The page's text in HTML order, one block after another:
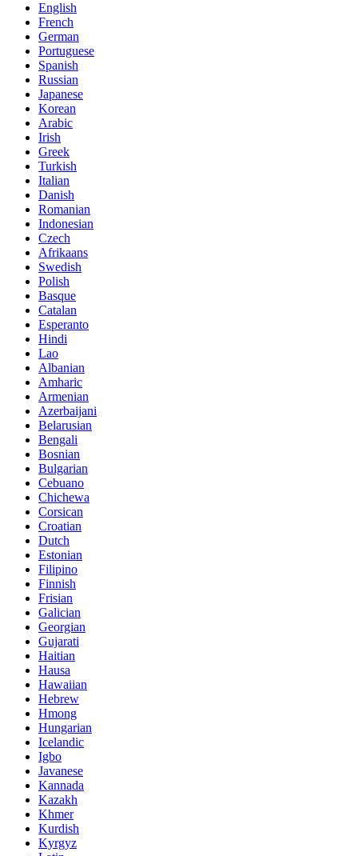
English
French
German
Portuguese
Spanish
Russian
Japanese
Korean
Arabic
Irish
Greek
Turkish
Italian
Danish
Romanian
Indonesian
Czech
Afrikaans
Swedish
Polish
Basque
Catalan
Esperanto
Hindi
Lao
Albanian
Amharic
Armenian
Azerbaijani
Belarusian
Bengali
Bosnian
Bulgarian
Cebuano
Chichewa
Corsican
Croatian
Dutch
Estonian
Filipino
Finnish
Frisian
Galician
Georgian
Gujarati
Haitian
Hausa
Hawaiian
Hebrew
Hmong
Hungarian
Icelandic
Igbo
Javanese
Kannada
Kazakh
Khmer
Kurdish
Kyrgyz